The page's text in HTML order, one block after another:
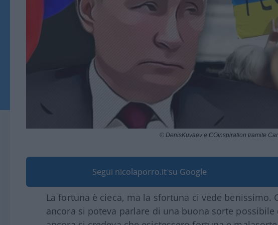
© DenisKuvaev e CGinspiration tramite
Segui nicolaporro.it su Google
La fortuna è cieca, ma la sfortuna ci vede benissimo.
ancora si poteva parlare di una buona sorte